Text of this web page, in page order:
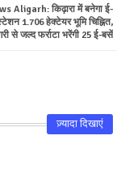
Aligarh: किढ़ारा में बनेगा ई-
1.706 हेक्टेयर भूमि चिह्नित,
से जल्द फर्राटा भरेंगी 25 ई-बसें
ज़्यादा दिखाएं